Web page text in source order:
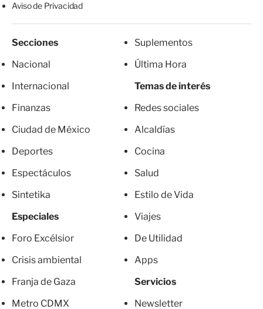
Aviso de Privacidad
Secciones
Nacional
Internacional
Finanzas
Ciudad de México
Deportes
Espectáculos
Sintetika
Especiales
Foro Excélsior
Crisis ambiental
Franja de Gaza
Metro CDMX
Suplementos
Última Hora
Temas de interés
Redes sociales
Alcaldías
Cocina
Salud
Estilo de Vida
Viajes
De Utilidad
Apps
Servicios
Newsletter